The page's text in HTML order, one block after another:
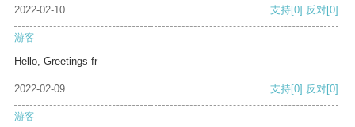
2022-02-10 支持[0] 反对[0]
游客
Hello, Greetings fr
2022-02-09 支持[0] 反对[0]
游客